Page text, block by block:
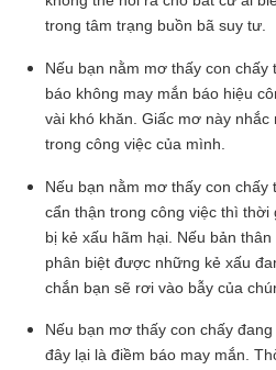
trong tâm trạng buồn bã suy tư.
Nếu bạn nằm mơ thấy con
báo không may mắn báo hiệu
vài khó khăn. Giấc mơ này
trong công việc của mình.
Nếu bạn nằm mơ thấy con
cẩn thận trong công việc thì
bị kẻ xấu hãm hại. Nếu bản
phân biệt được những kẻ xấu
chắn bạn sẽ rơi vào bẫy của
Nếu bạn mơ thấy con chấy
đây lại là điềm báo may mắn.